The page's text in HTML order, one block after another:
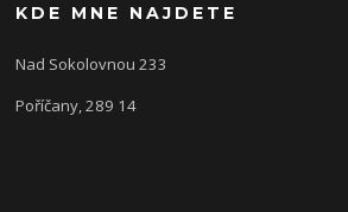
KDE MNE NAJDETE
Nad Sokolovnou 233
Poříčany, 289 14